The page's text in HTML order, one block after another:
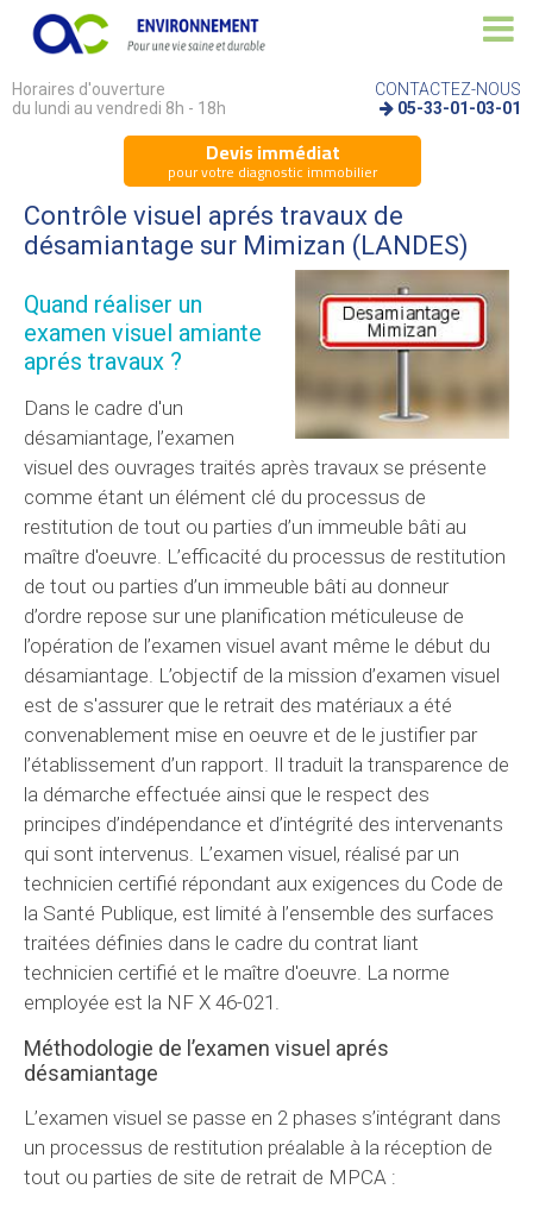
Horaires d'ouverture
du lundi au vendredi 8h - 18h
CONTACTEZ-NOUS
05-33-01-03-01
Devis immédiat
pour votre diagnostic immobilier
Contrôle visuel aprés travaux de
désamiantage sur Mimizan (LANDES)
Quand réaliser un
examen visuel amiante
aprés travaux ?
Dans le cadre d'un
désamiantage, l’examen
visuel des ouvrages traités après travaux se présente
comme étant un élément clé du processus de
restitution de tout ou parties d’un immeuble bâti au
maître d'oeuvre. L’efficacité du processus de restitution
de tout ou parties d’un immeuble bâti au donneur
d’ordre repose sur une planification méticuleuse de
l’opération de l’examen visuel avant même le début du
désamiantage. L’objectif de la mission d’examen visuel
est de s'assurer que le retrait des matériaux a été
convenablement mise en oeuvre et de le justifier par
l’établissement d’un rapport. Il traduit la transparence de
la démarche effectuée ainsi que le respect des
principes d’indépendance et d’intégrité des intervenants
qui sont intervenus. L’examen visuel, réalisé par un
technicien certifié répondant aux exigences du Code de
la Santé Publique, est limité à l’ensemble des surfaces
traitées définies dans le cadre du contrat liant
technicien certifié et le maître d'oeuvre. La norme
employée est la NF X 46-021.
Méthodologie de l’examen visuel aprés
désamiantage
L’examen visuel se passe en 2 phases s’intégrant dans
un processus de restitution préalable à la réception de
tout ou parties de site de retrait de MPCA :